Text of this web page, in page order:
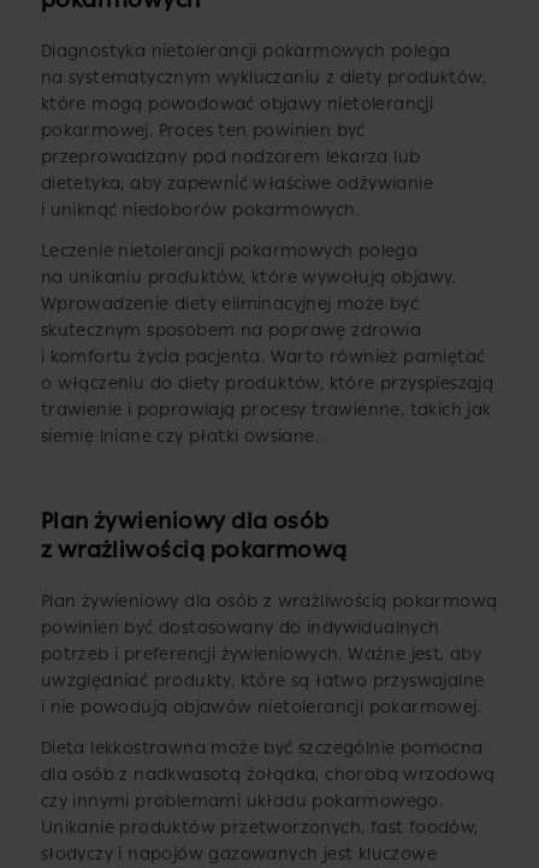
Diagnostyka nietolerancji pokarmowych polega
na systematycznym wykluczaniu z diety produktów,
które mogą powodować objawy nietolerancji
pokarmowej. Proces ten powinien być
przeprowadzany pod nadzorem lekarza lub
dietetyka, aby zapewnić właściwe odżywianie
i uniknąć niedoborów pokarmowych.
Leczenie nietolerancji pokarmowych polega
na unikaniu produktów, które wywołują objawy.
Wprowadzenie diety eliminacyjnej może być
skutecznym sposobem na poprawę zdrowia
i komfortu życia pacjenta. Warto również pamiętać
o włączeniu do diety produktów, które przyspieszają
trawienie i poprawiają procesy trawienne, takich jak
siemię lniane czy płatki owsiane.
Plan żywieniowy dla osób
z wrażliwością pokarmową
Plan żywieniowy dla osób z wrażliwością pokarmową
powinien być dostosowany do indywidualnych
potrzeb i preferencji żywieniowych. Ważne jest, aby
uwzględniać produkty, które są łatwo przyswajalne
i nie powodują objawów nietolerancji pokarmowej.
Dieta lekkostrawna może być szczególnie pomocna
dla osób z nadkwasotą żołądka, chorobą wrzodową
czy innymi problemami układu pokarmowego.
Unikanie produktów przetworzonych, fast foodów,
słodyczy i napojów gazowanych jest kluczowe